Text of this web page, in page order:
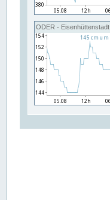
ODER - Eisenhüttenstadt